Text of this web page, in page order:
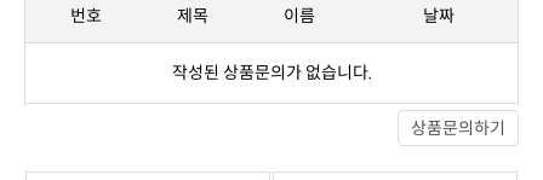
번호 제목 이름 날짜
작성된 상품문의가 없습니다.
상품문의하기